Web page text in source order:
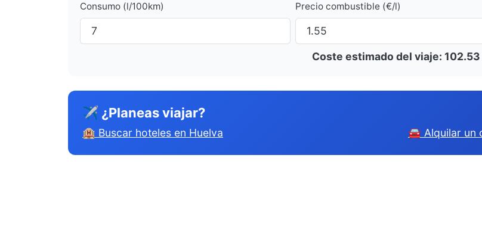
Consumo (l/100km) Precio combustible (€/l)
Coste estimado del viaje: 102.53
✈ ¿Planeas viajar?
🏨 Buscar hoteles en Huelva 🚘 Alquilar un